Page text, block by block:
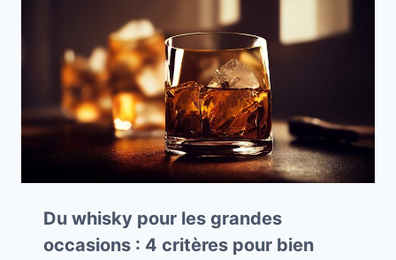
Du whisky pour les grandes
occasions : 4 critères pour bien